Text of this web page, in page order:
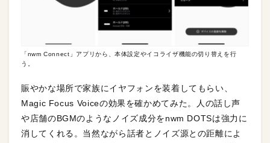
「nwm Connect」アプリから、本体設定やイコライザ機能の切り替えを行
う。
賑やかな場所で家族にイヤフォンを装着してもらい、
Magic Focus Voiceの効果を確かめてみた。人の話し声
や店舗のBGMのようなノイズ成分をnwm DOTSは強力に
消してくれる。当然ながら話者とノイズ源との距離によ